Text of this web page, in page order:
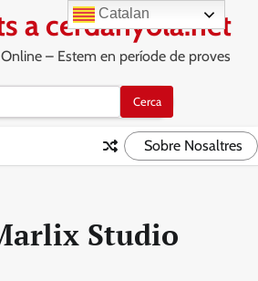
a cerdanyola.net
– Estem en període de proves
Sobre Nosaltres
Studio
Catalan